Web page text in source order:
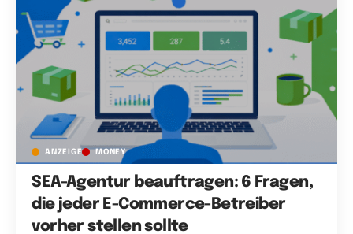
ANZEIGE MONEY
SEA-Agentur beauftragen: 6 Fragen,
die jeder E-Commerce-Betreiber
vorher stellen sollte